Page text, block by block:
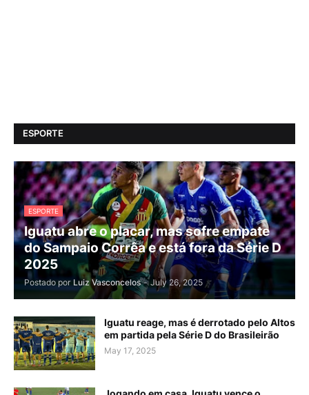
ESPORTE
ESPORTE
Iguatu abre o placar, mas sofre empate
do Sampaio Corrêa e está fora da Série D
2025
Postado por Luiz Vasconcelos - July 26, 2025
Iguatu reage, mas é derrotado pelo Altos
em partida pela Série D do Brasileirão
May 17, 2025